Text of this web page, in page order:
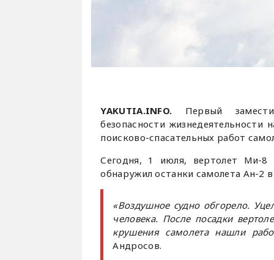
YAKUTIA.INFO. Первый
безопасности жизнедеятельности
поисково-спасательных работ
Сегодня, 1 июля, вертолет Ми-8
обнаружил останки самолета Ан-2
«Воздушное судно обгорело.
человека. После посадки
крушения самолета нашли
Андросов.